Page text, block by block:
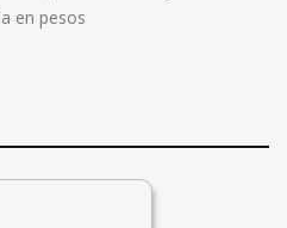
en pesos